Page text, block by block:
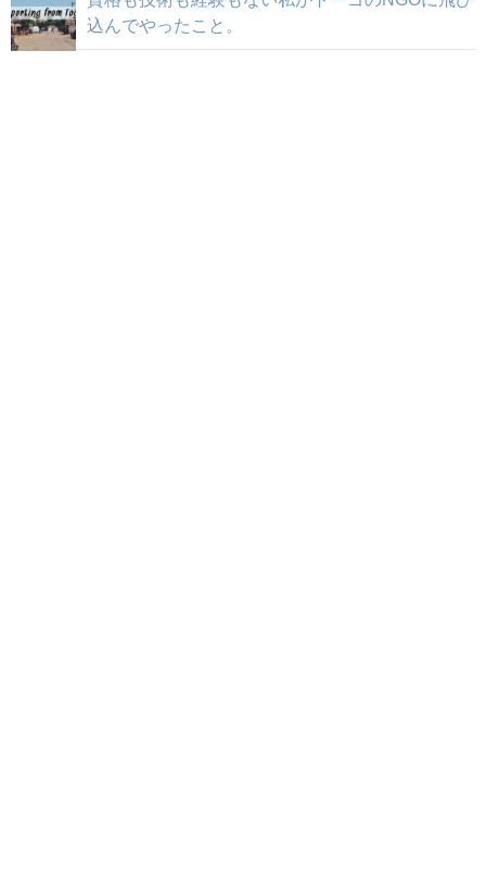
込んでやったこと。